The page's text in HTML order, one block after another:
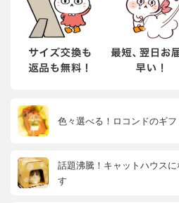
色々選べる！ロコンドのギフ
話題沸騰！キャットハウス
す